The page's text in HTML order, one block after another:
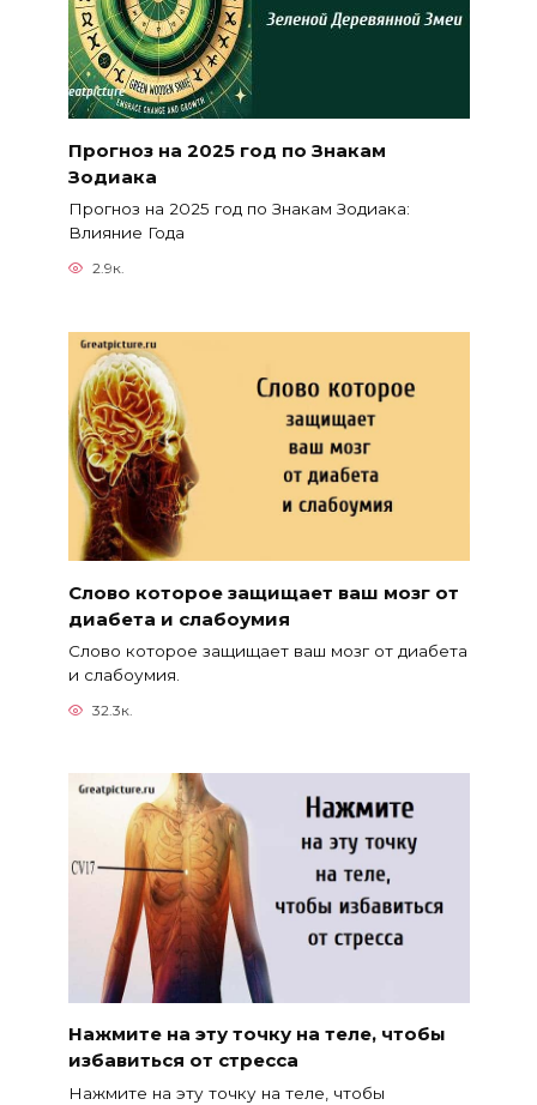
Прогноз на 2025 год по Знакам
Зодиака
Прогноз на 2025 год по Знакам Зодиака:
Влияние Года
2.9к.
Слово которое защищает ваш мозг от
диабета и слабоумия
Слово которое защищает ваш мозг от диабета
и слабоумия.
32.3к.
Нажмите на эту точку на теле, чтобы
избавиться от стресса
Нажмите на эту точку на теле, чтобы